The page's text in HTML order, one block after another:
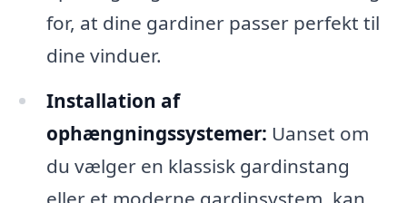
for, at dine gardiner passer perfekt til
dine vinduer.
Installation af
ophængningssystemer: Uanset om
du vælger en klassisk gardinstang